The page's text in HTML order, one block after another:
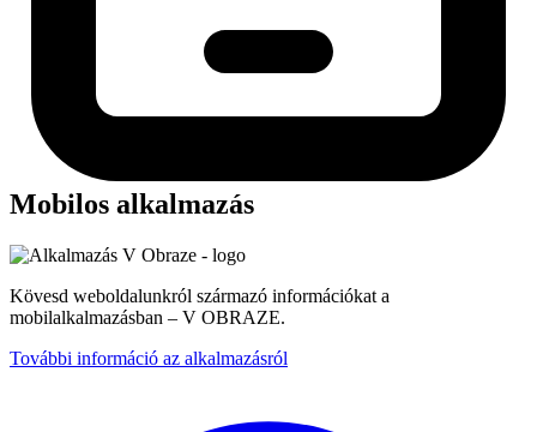
Mobilos alkalmazás
Kövesd weboldalunkról származó információkat a
mobilalkalmazásban – V OBRAZE.
További információ az alkalmazásról